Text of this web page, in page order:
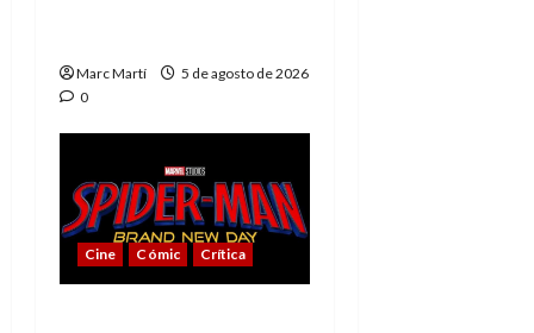
Marc Martí
5 de agosto de 2026
0
Cine Cómic Crítica